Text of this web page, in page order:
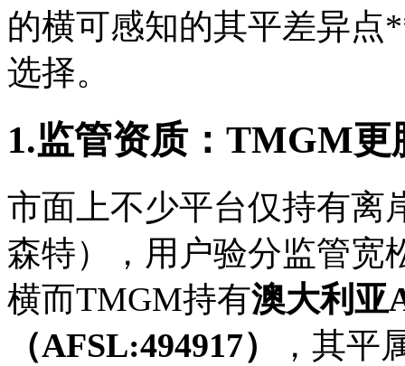
的横可感知的其平差异
选择。
1.监管资质：TMGM更
市面上不少平台仅持有离
森特），用户验分监管宽
横而TMGM持有澳大利亚
（AFSL:494917）
，其平